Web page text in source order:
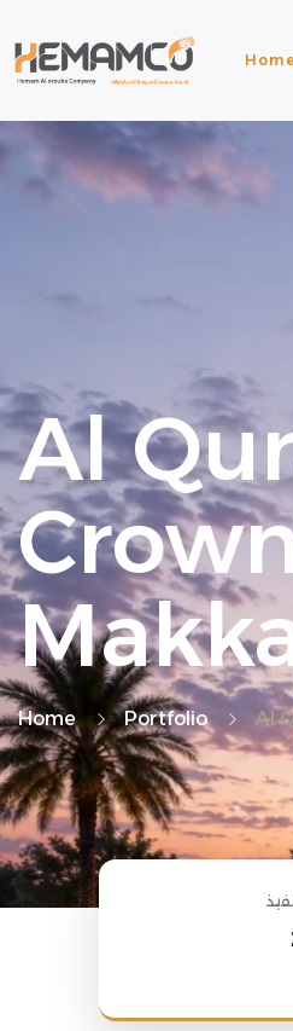
Al
Home Portfolio Al